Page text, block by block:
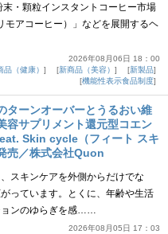
・顆粒インスタントコーヒー市場
アコーヒー）」などを展開するヘ
2026年08月06日 18：00
品（健康） 新商品（美容）
新製品
機能性表示食品制度
ターンオーバーとうるおい維
容サプリメント還元型コエン
Skin cycle（フィート スキ
売／株式会社Quon
スキンケアを外側からだけでな
っています。とくに、年齢や生活
ンのゆらぎを感……
2026年08月05日 17：03